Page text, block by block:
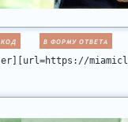
files/001b/
В ФОРМУ ОТВЕТА